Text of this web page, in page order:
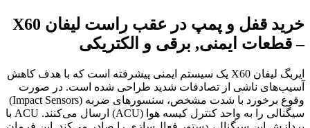
خرید قفل و پمپ در عقب راست لیفان X60
– قطعات ایمنی, برقی و الکتریکی
ایربگ لیفان X60 یک سیستم ایمنی پیشرفته است که با هدف کاهش
آسیب‌های ناشی از تصادفات شدید طراحی شده است. در صورت
وقوع برخورد با شدت مشخص، سنسورهای ضربه (Impact Sensors)
سیگنالی را به واحد کنترل کیسه هوا (ACU) ارسال می‌کنند. ACU با